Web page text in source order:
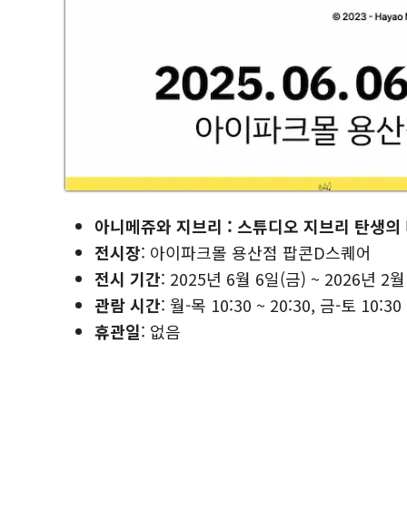
아니메쥬와 지브리 : 스튜디오 지브리 탄생의
전시장: 아이파크몰 용산점 팝콘D스퀘어
전시 기간: 2025년 6월 6일(금) ~ 2026년 2
관람 시간: 월-목 10:30 ~ 20:30, 금-토
휴관일: 없음